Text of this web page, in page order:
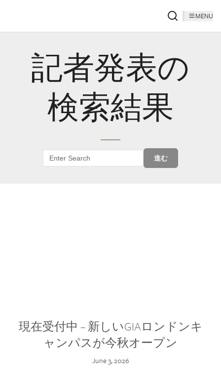
MENU
記者発表の
検索結果
進む
現在受付中 – 新しいGIAロンドンキ
ャンパスが今秋オープン
June 3, 2026